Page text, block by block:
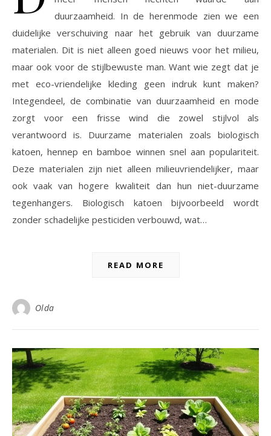
duurzaamheid. In de herenmode zien we een
duidelijke verschuiving naar het gebruik van duurzame
materialen. Dit is niet alleen goed nieuws voor het milieu,
maar ook voor de stijlbewuste man. Want wie zegt dat je
met eco-vriendelijke kleding geen indruk kunt maken?
Integendeel, de combinatie van duurzaamheid en mode
zorgt voor een frisse wind die zowel stijlvol als
verantwoord is. Duurzame materialen zoals biologisch
katoen, hennep en bamboe winnen snel aan populariteit.
Deze materialen zijn niet alleen milieuvriendelijker, maar
ook vaak van hogere kwaliteit dan hun niet-duurzame
tegenhangers. Biologisch katoen bijvoorbeeld wordt
zonder schadelijke pesticiden verbouwd, wat…
READ MORE
Olda